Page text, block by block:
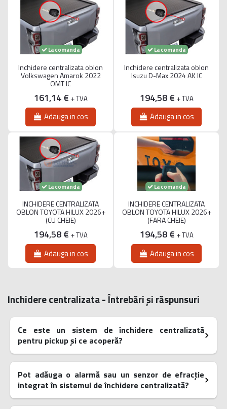
La comanda
Inchidere centralizata oblon
Volkswagen Amarok 2022
OMT IC
161,14 € + TVA
Adauga in cos
La comanda
Inchidere centralizata oblon
Isuzu D-Max 2024 AK IC
194,58 € + TVA
Adauga in cos
La comanda
INCHIDERE CENTRALIZATA
OBLON TOYOTA HILUX 2026+
(CU CHEIE)
194,58 € + TVA
Adauga in cos
La comanda
INCHIDERE CENTRALIZATA
OBLON TOYOTA HILUX 2026+
(FARA CHEIE)
194,58 € + TVA
Adauga in cos
Inchidere centralizata - Întrebări și răspunsuri
Ce este un sistem de închidere centralizată
pentru pickup și ce acoperă?
Pot adăuga o alarmă sau un senzor de efracție
integrat în sistemul de închidere centralizată?